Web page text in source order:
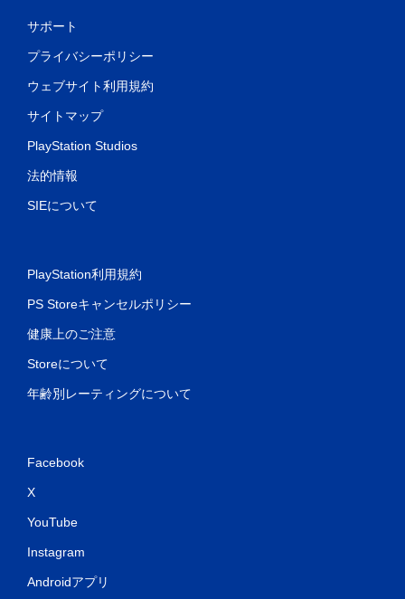
サポート
プライバシーポリシー
ウェブサイト利用規約
サイトマップ
PlayStation Studios
法的情報
SIEについて
PlayStation利用規約
PS Storeキャンセルポリシー
健康上のご注意
Storeについて
年齢別レーティングについて
Facebook
X
YouTube
Instagram
Androidアプリ